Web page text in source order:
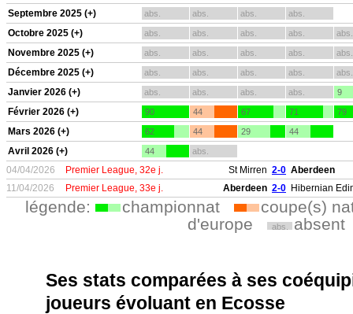
Septembre 2025 (+) abs. abs. abs. abs.
Octobre 2025 (+) abs. abs. abs. abs. abs.
Novembre 2025 (+) abs. abs. abs. abs. abs.
Décembre 2025 (+) abs. abs. abs. abs. abs.
Janvier 2026 (+) abs. abs. abs. abs. 9
Février 2026 (+) 90 44 67 71 79
Mars 2026 (+) 62 44 29 44
Avril 2026 (+) 44 abs.
04/04/2026 Premier League, 32e j. St Mirren 2-0 Aberdeen
11/04/2026
Premier League, 33e j. Aberdeen 2-0 Hibernian
légende: championnat
coupe(s)
d'europe
abs. absent
Ses stats comparées à ses
joueurs évoluant en Ecosse